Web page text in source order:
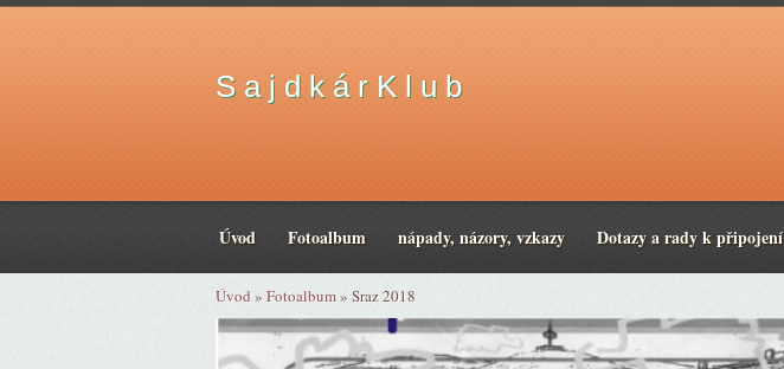
S a j d k á r K l u b
Úvod Fotoalbum nápady, názory, vzkazy Dotazy a rady k připojení
Úvod » Fotoalbum» Sraz 2018